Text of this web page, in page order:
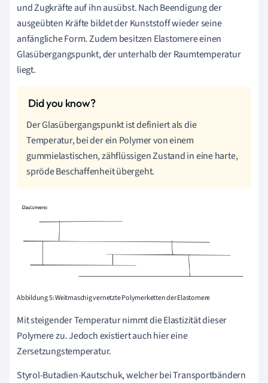
und Zugkräfte auf ihn ausübst. Nach Beendigung der
ausgeübten Kräfte bildet der Kunststoff wieder seine
anfängliche Form. Zudem besitzen Elastomere einen
Glasübergangspunkt, der unterhalb der Raumtemperatur
liegt.
Der Glasübergangspunkt ist definiert als die
Temperatur, bei der ein Polymer von einem
gummielastischen, zähflüssigen Zustand in eine harte,
spröde Beschaffenheit übergeht.
Abbildung 5: Weitmaschig vernetzte Polymerketten der Elastomere
Mit steigender Temperatur nimmt die Elastizität dieser
Polymere zu. Jedoch existiert auch hier eine
Zersetzungstemperatur.
Styrol-Butadien-Kautschuk, welcher bei Transportbändern